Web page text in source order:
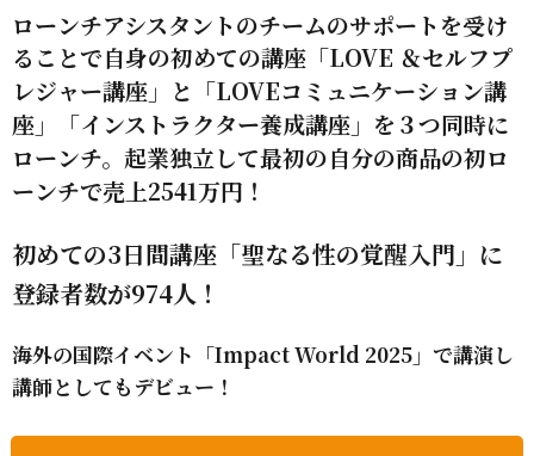
ローンチアシスタントのチームのサポートを受け
ることで自身の初めての講座「LOVE ＆セルフプ
レジャー講座」と 「LOVEコミュニケーション講
座」「インストラクター養成講座」を ３つ同時に
ローンチ。起業独立して最初の自分の商品の初ロ
ーンチで売上2541万円！
初めての3日間講座「聖なる性の覚醒入門」に
登録者数が974人！
海外の国際イベント「Impact World 2025」で講演し
講師としてもデビュー！